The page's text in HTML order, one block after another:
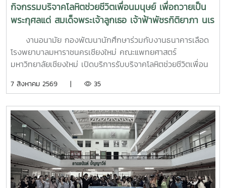
กิจกรรมบริจาคโลหิตช่วยชีวิตเพื่อนมนุษย์ เพื่อถวายเป็น
พระกุศลแด่ สมเด็จพระเจ้าลูกเธอ เจ้าฟ้าพัชรกิติยาภา นเร
นทิราเทพยวดี กรมหลวงราช สาริณีสิริพัชร มหาวัชรราช
ธิดา (สวนดอก 7 สค.69)
งานอนามัย กองพัฒนานักศึกษาร่วมกับงานธนาคารเลือด
โรงพยาบาลมหาราชนครเชียงใหม่ คณะแพทยศาสตร์
มหาวิทยาลัยเชียงใหม่ เปิดบริการรับบริจาคโลหิตช่วยชีวิตเพื่อน
รกิติยาภา นเรนทิราเทพยวดี กรมหลวงราช สาริณีสิริพัชร มหา
น. ณ ลานอนันต์ ปัญญาวีร์ อาคารอำนวย ยศสุขนักศึกษาที่เข้า
ร่วมบริจาคจะได้ชั่วโมงกิจกรรมด้านจิตอาสา ครั้งละ 8 ชั่วโมง-
วันที่ 7 สิงหาคม 2569 มีผู้ประสงค์บริจาคโลหิต จำนวน 95 คน
ผ่านเกณฑ์สามารถบริจาคโลหิตได้ จำนวน 63 คน ( 28,350 CC.)
7 สิงหาคม 2569 | 35